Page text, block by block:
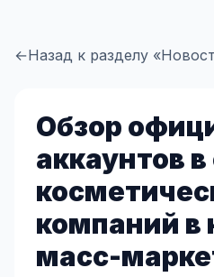
←Назад к разделу
Обзор
аккаунтов
компаний в
масс-